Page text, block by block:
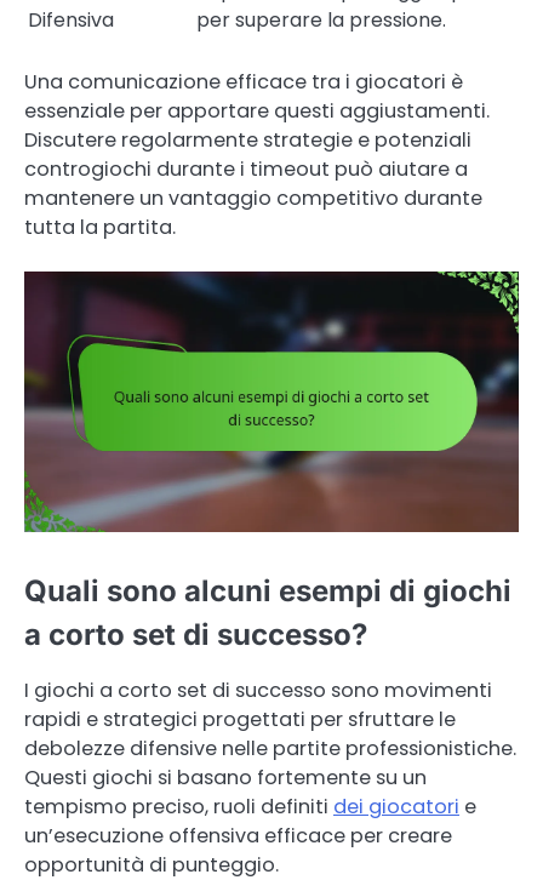
Difensiva
per superare la pressione.
Una comunicazione efficace tra i giocatori è
essenziale per apportare questi aggiustamenti.
Discutere regolarmente strategie e potenziali
controgiochi durante i timeout può aiutare a
mantenere un vantaggio competitivo durante
tutta la partita.
Quali sono alcuni esempi di giochi
a corto set di successo?
I giochi a corto set di successo sono movimenti
rapidi e strategici progettati per sfruttare le
debolezze difensive nelle partite professionistiche.
Questi giochi si basano fortemente su un
tempismo preciso, ruoli definiti dei giocatori e
un’esecuzione offensiva efficace per creare
opportunità di punteggio.